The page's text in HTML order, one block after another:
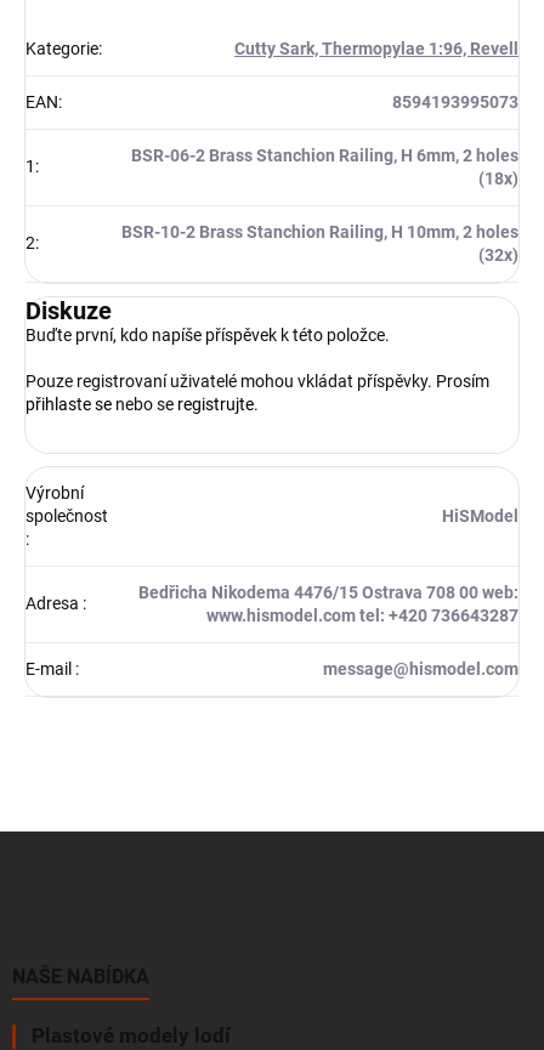
Kategorie: Cutty Sark, Thermopylae 1:96, Revell
EAN: 8594193995073
1 :
BSR-06-2 Brass Stanchion Railing, H 6mm, 2 holes
(18x)
2:
BSR-10-2 Brass Stanchion Railing, H 10mm, 2 holes
(32x)
Diskuze
Buďte první, kdo napíše příspěvek k této položce.
Pouze registrovaní uživatelé mohou vkládat příspěvky. Prosím
přihlaste se nebo se registrujte.
Výrobní
společnost
:
HiSModel
Adresa :
Bedřicha Nikodema 4476/15 Ostrava 708 00 web:
www.hismodel.com tel: +420 736643287
E-mail : message@hismodel.com
NAŠE NABÍDKA
Plastové modely lodí